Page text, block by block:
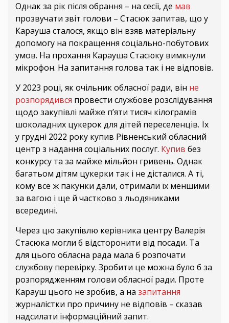
Однак за рік після обрання – на сесії, де мав
прозвучати звіт голови – Стасюк запитав, що у
Карауша сталося, якщо він взяв матеріальну
допомогу на покращення соціально-побутових
умов. На прохання Карауша Стасюку вимкнули
мікрофон. На запитання голова так і не відповів.
У 2023 році, як очільник обласної ради, він не
розпорядився провести службове розслідування
щодо закупівлі майже п’яти тисяч кілограмів
шоколадних цукерок для дітей переселенців. Їх
у грудні 2022 року купив Рівненський обласний
центр з надання соціальних послуг. Купив без
конкурсу та за майже мільйон гривень. Однак
багатьом дітям цукерки так і не дісталися. А ті,
кому все ж пакунки дали, отримали їх меншими
за вагою і ще й частково з льодяниками
всередині.
Через цю закупівлю керівника центру Валерія
Стасюка могли б відсторонити від посади. Та
для цього обласна рада мала б розпочати
службову перевірку. Зробити це можна було б за
розпорядженням голови обласної ради. Проте
Карауш цього не зробив, а на запитання
журналістки про причину не відповів – сказав
надсилати інформаційний запит.